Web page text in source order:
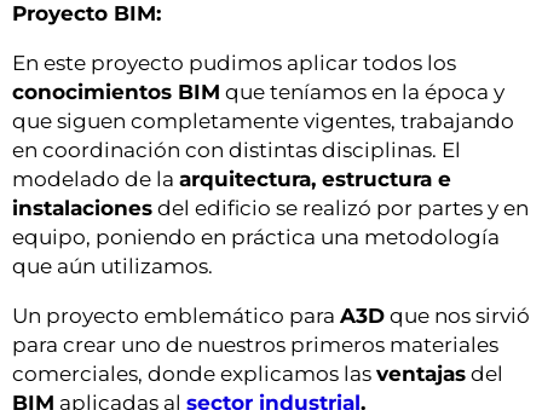
Proyecto BIM:
En este proyecto pudimos aplicar todos los
conocimientos BIM que teníamos en la época y
que siguen completamente vigentes, trabajando
en coordinación con distintas disciplinas. El
modelado de la arquitectura, estructura e
instalaciones del edificio se realizó por partes y en
equipo, poniendo en práctica una metodología
que aún utilizamos.
Un proyecto emblemático para A3D que nos sirvió
para crear uno de nuestros primeros materiales
comerciales, donde explicamos las ventajas del
BIM aplicadas al sector industrial.